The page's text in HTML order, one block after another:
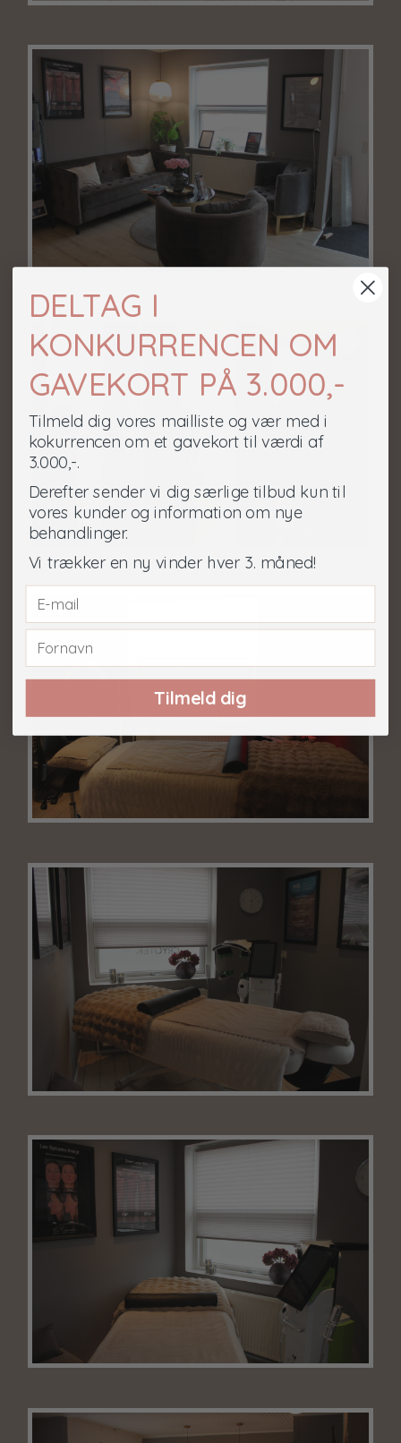
DELTAG I
KONKURRENCEN OM
GAVEKORT PÅ 3.000,-
Tilmeld dig vores mailliste og vær med i
kokurrencen om et gavekort til værdi af
3.000,-.
Derefter sender vi dig særlige tilbud kun til
vores kunder og information om nye
behandlinger.
Vi trækker en ny vinder hver 3. måned!
Tilmeld dig